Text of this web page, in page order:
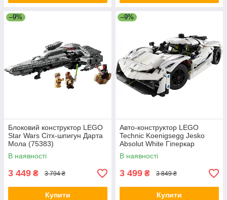
–9%
Блоковий конструктор LEGO
Star Wars Сітх-шпигун Дарта
Мола (75383)
В наявності
3 449 ₴ 3 794 ₴
Купити
–9%
Авто-конструктор LEGO
Technic Koenigsegg Jesko
Absolut White Гіперкар
(42184)
В наявності
3 499 ₴ 3 849 ₴
Купити